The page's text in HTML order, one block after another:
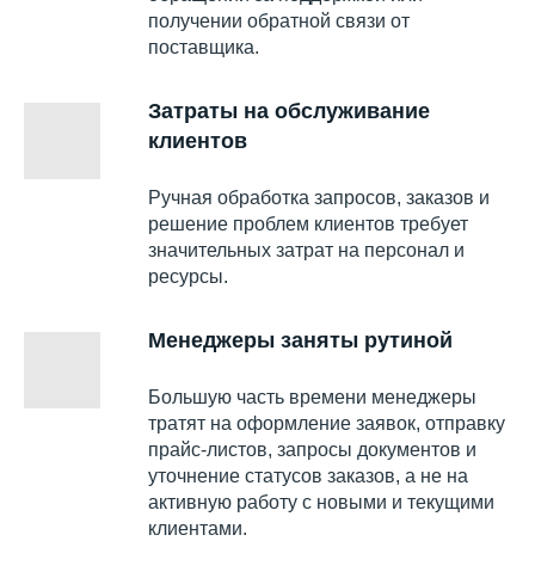
получении обратной связи от
поставщика.
Затраты на обслуживание
клиентов
Ручная обработка запросов, заказов и
решение проблем клиентов требует
значительных затрат на персонал и
ресурсы.
Менеджеры заняты рутиной
Большую часть времени менеджеры
тратят на оформление заявок, отправку
прайс-листов, запросы документов и
уточнение статусов заказов, а не на
активную работу с новыми и текущими
клиентами.